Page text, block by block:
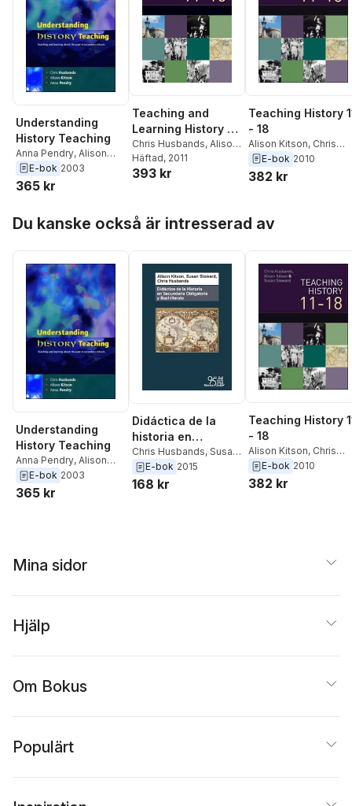
Understanding
History Teaching
Anna Pendry, Alison
Kitson,Chris Husbands
E-bok 2003
365 kr
Teaching and
Learning History 11-
18: Understanding
the Past
Chris Husbands, Alison
Kitson, Susan Steward
Häftad, 2011
393 kr
Teaching History
- 18
Alison Kitson, Chris
Husbands
E-bok 2010
382 kr
Du kanske också är intresserad av
Understanding
History Teaching
Anna Pendry, Alison
Kitson,Chris Husbands
E-bok 2003
365 kr
Didáctica de la
historia en
Secundaria
Obligatoria y
Bachillerato
Chris Husbands, Susan
Steward, Alison Kitson
E-bok 2015
168 kr
Teaching History
- 18
Alison Kitson, Chris
Husbands
E-bok 2010
382 kr
Mina sidor
Hjälp
Om Bokus
Populärt